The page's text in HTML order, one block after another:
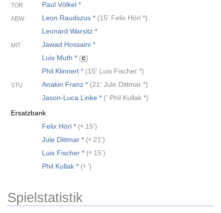
TOR Paul Völkel *
ABW Leon Raudszus * (15' Felix Hörl *)
Leonard Warsitz *
MIT
Jawad Hossaini *
Luis Muth *
C
Phil Klinnert * (15' Luis Fischer *)
STU Anakin Franz * (21' Jule Dittmar *)
Jason-Luca Linke * (' Phil Kullak *)
Ersatzbank
Felix Hörl * (
15')
Jule Dittmar * (
21')
Luis Fischer * (
15')
Phil Kullak * ( ')
Spielstatistik